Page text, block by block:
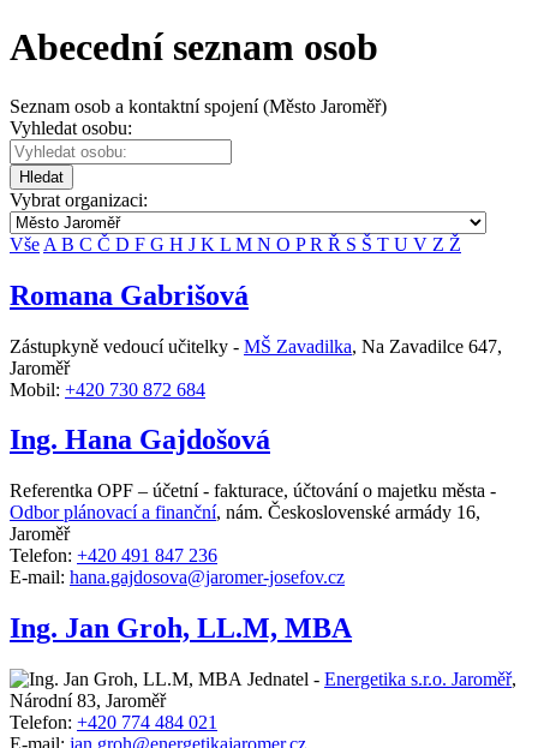
Abecední seznam osob
Seznam osob a kontaktní spojení (Město Jaroměř)
Vyhledat osobu:
Hledat
Vybrat organizaci:
Vše A B C Č D F G H J K L M N O PR Ř S Š T U V Z Ž
Romana Gabrišová
Zástupkyně vedoucí učitelky - MŠ Zavadilka, Na Zavadilce 647,
Jaroměř
Mobil: +420 730 872 684
Ing. Hana Gajdošová
Referentka OPF – účetní - fakturace, účtování o majetku města -
Odbor plánovací a finanční, nám. Československé armády 16,
Jaroměř
Telefon: +420 491 847 236
E-mail: hana.gajdosova@jaromer-josefov.cz
Ing. Jan Groh, LL.M, MBA
Jednatel - Energetika s.r.o. Jaroměř,
Národní 83, Jaroměř
Telefon: +420 774 484 021